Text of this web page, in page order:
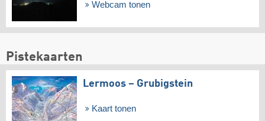
Webcam tonen
Pistekaarten
Lermoos – Grubigstein
Kaart tonen